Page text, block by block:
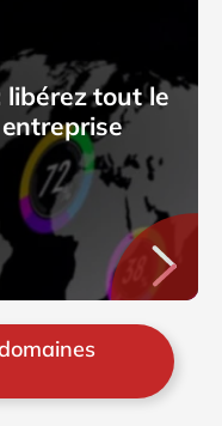
libérez tout le